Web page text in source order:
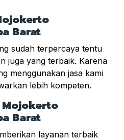
Barat
sudah terpercaya tentu
juga yang terbaik. Karena
menggunakan jasa kami
lebih kompeten.
Mojokerto
Barat
layanan terbaik